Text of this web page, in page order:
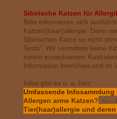
Sibirische Katzen für
Bitte informieren sich
Katzen(haar)allergie. Dann
Sibirischen Katze so nicht
Tests". Wir vermitteln keine
einem erwachsenen
Information bemühen und im
Infos gibt es u. a. hier:
Umfassende
Allergen arme Katzen?
<---
Tier(haar)allergie und